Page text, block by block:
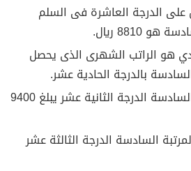
الدرجة العاشرة فى السلم
8810 ريال.
سعودي هو الراتب الشهرى الذى يحصل
بالدرجة الحادية عشر.
راتب موظف المرتبة السادسة الدرجة الثانية عشر يبلغ 9400
السادسة الدرجة الثالثة عشر